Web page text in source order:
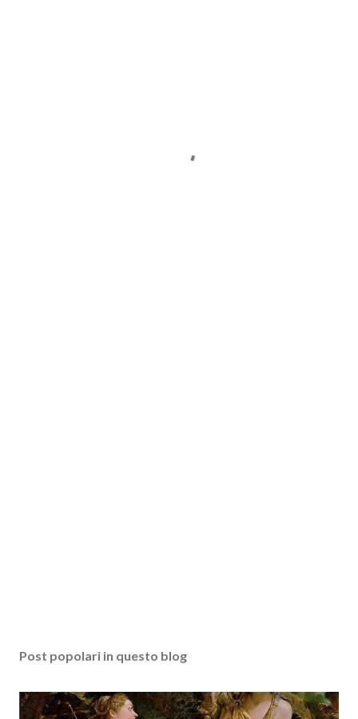
Post popolari in questo blog